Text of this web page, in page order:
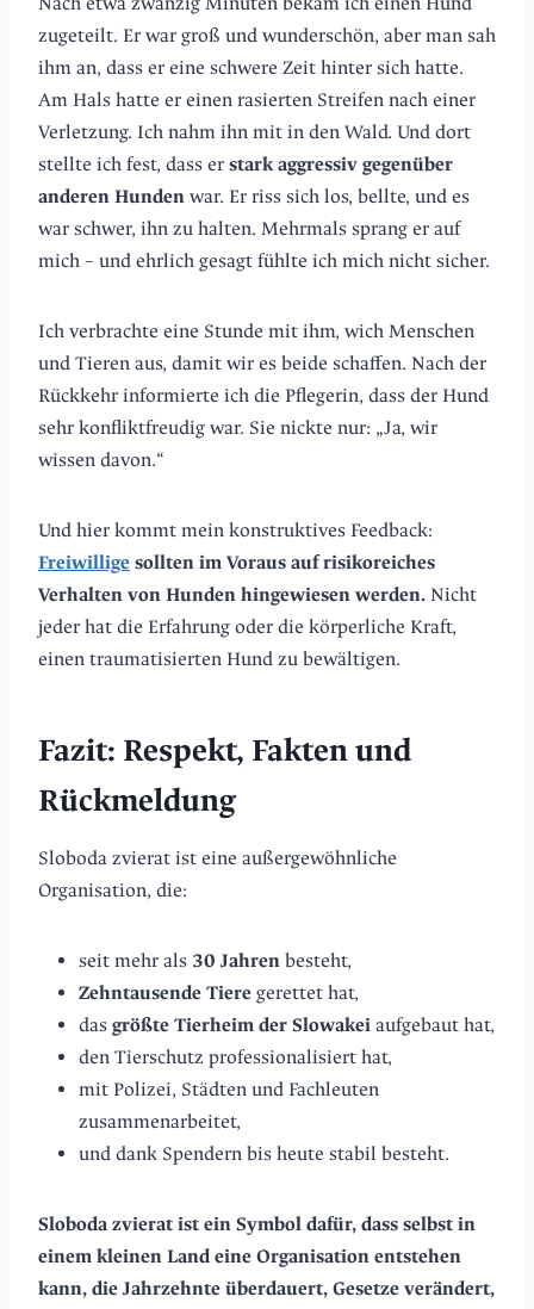
zugeteilt. Er war groß und wunderschön, aber man sah
ihm an, dass er eine schwere Zeit hinter sich hatte.
Am Hals hatte er einen rasierten Streifen nach einer
Verletzung. Ich nahm ihn mit in den Wald. Und dort
stellte ich fest, dass er stark aggressiv gegenüber
anderen Hunden war. Er riss sich los, bellte, und es
war schwer, ihn zu halten. Mehrmals sprang er auf
mich – und ehrlich gesagt fühlte ich mich nicht sicher.
Ich verbrachte eine Stunde mit ihm, wich Menschen
und Tieren aus, damit wir es beide schaffen. Nach der
Rückkehr informierte ich die Pflegerin, dass der Hund
sehr konfliktfreudig war. Sie nickte nur: „Ja, wir
wissen davon.“
Und hier kommt mein konstruktives Feedback:
Freiwillige sollten im Voraus auf risikoreiches
Verhalten von Hunden hingewiesen werden. Nicht
jeder hat die Erfahrung oder die körperliche Kraft,
einen traumatisierten Hund zu bewältigen.
Fazit: Respekt, Fakten und
Rückmeldung
Sloboda zvierat ist eine außergewöhnliche
Organisation, die:
seit mehr als 30 Jahren besteht,
Zehntausende Tiere gerettet hat,
das größte Tierheim der Slowakei aufgebaut hat,
den Tierschutz professionalisiert hat,
mit Polizei, Städten und Fachleuten
zusammenarbeitet,
und dank Spendern bis heute stabil besteht.
Sloboda zvierat ist ein Symbol dafür, dass selbst in
einem kleinen Land eine Organisation entstehen
kann, die Jahrzehnte überdauert, Gesetze verändert,